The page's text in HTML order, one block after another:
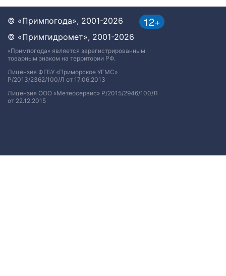
12+
© «Примпогода», 2001-2026
© «Примгидромет», 2001-2026
«Примпогода» является зарегистрированным
товарным знаком на территории РФ.
Лицензия ФГБУ «Приморское УГМС»
Р/2013/2362/100/Л от 17.06.2013
Лицензия ООО «Метеосервис» Р/2015/2946/100/Л
от 22.12.2015